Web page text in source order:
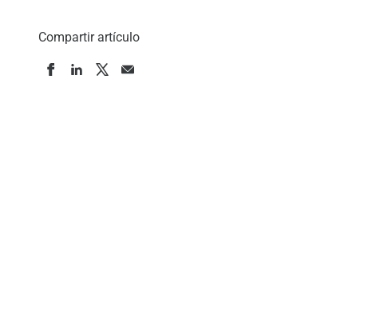
Compartir artículo